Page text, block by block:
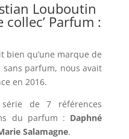
Louboutin
Parfum :
bien qu’une marque de
sans parfum, nous avait
en 2016.
de 7 références
du parfum : Daphné
Salamagne.